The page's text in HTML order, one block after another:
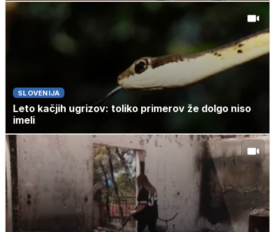
SLOVENIJA
Leto kačjih ugrizov: toliko primerov že dolgo niso
imeli